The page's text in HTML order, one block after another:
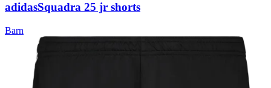
adidasSquadra 25 jr shorts
Barn